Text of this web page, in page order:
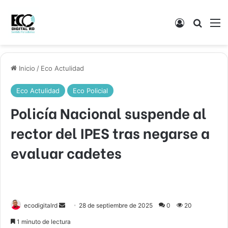
Acceso
Inicio / Eco Actulidad
Eco Actulidad Eco Policial
Policía Nacional suspende al
rector del IPES tras negarse a
evaluar cadetes
ecodigitalrd
Send 28 de septiembre de 2025 0 20
1 minuto de lectura